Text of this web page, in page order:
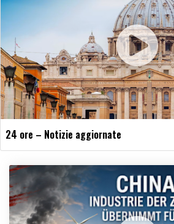
24 ore – Notizie aggiornate